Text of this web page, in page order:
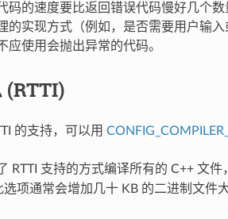
码的速度要比返回错误代码慢好几个
的实现方式（例如，是否需要用户输
应使用会抛出异常的代码。
(RTTI)
的支持，可以用
RTTI 支持的方式编译所有的 C++ 文件
项通常会增加几十 KB 的二进制文件大